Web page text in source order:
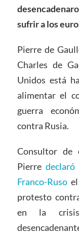
sufrir a los
Pierre de
Charles de
Unidos está
alimentar el
guerra
contra Rusia.
Consultor de
Pierre
Franco-Rusoel
protesto
en la